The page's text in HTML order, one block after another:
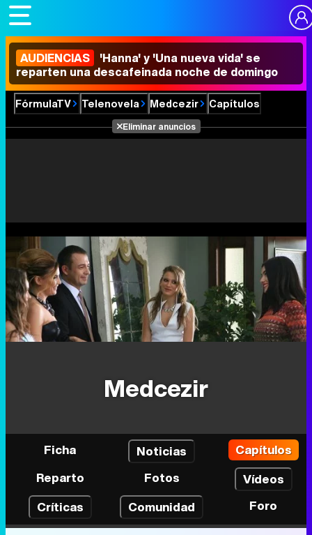
AUDIENCIAS 'Hanna' y 'Una nueva vida' se
reparten una descafeinada noche de domingo
FórmulaTV Telenovela Medcezir Capítulos
Eliminar anuncios
Medcezir
Ficha Noticias
Capítulos
Reparto
Fotos
Vídeos
Críticas
Comunidad Foro